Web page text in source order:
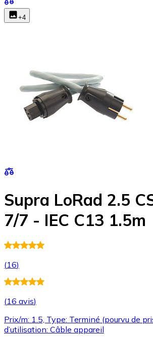
+4
Supra LoRad 2.5
7/7 - IEC C13 1.5m
(16)
(16 avis)
Prix/m: 1.5, Type: Terminé (pourvu de
d’utilisation: Câble appareil